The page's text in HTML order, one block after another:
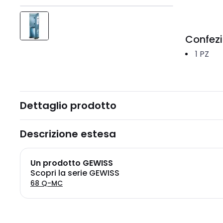
1 PZ
Dettaglio prodotto
Descrizione estesa
Un prodotto GEWISS
Scopri la serie GEWISS
68 Q-MC